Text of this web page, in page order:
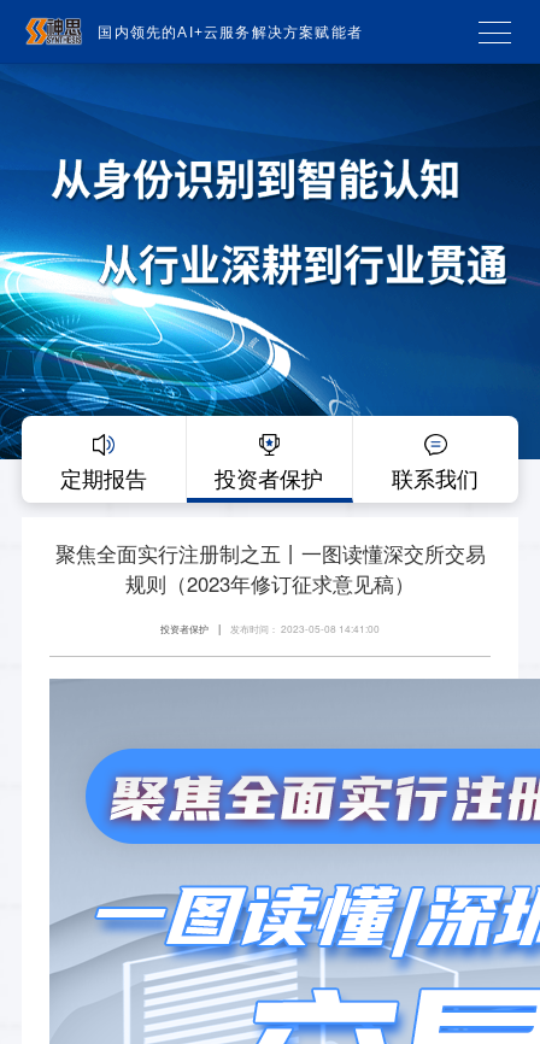
国内领先的AI+云服务解决方案赋能者
定期报告 投资者保护 联系我们
聚焦全面实行注册制之五丨一图读懂深交所交易
规则（2023年修订征求意见稿）
投资者保护 | 发布时间： 2023-05-08 14:41:00